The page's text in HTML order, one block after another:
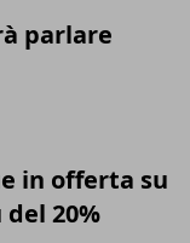
parlare
in offerta su
20%